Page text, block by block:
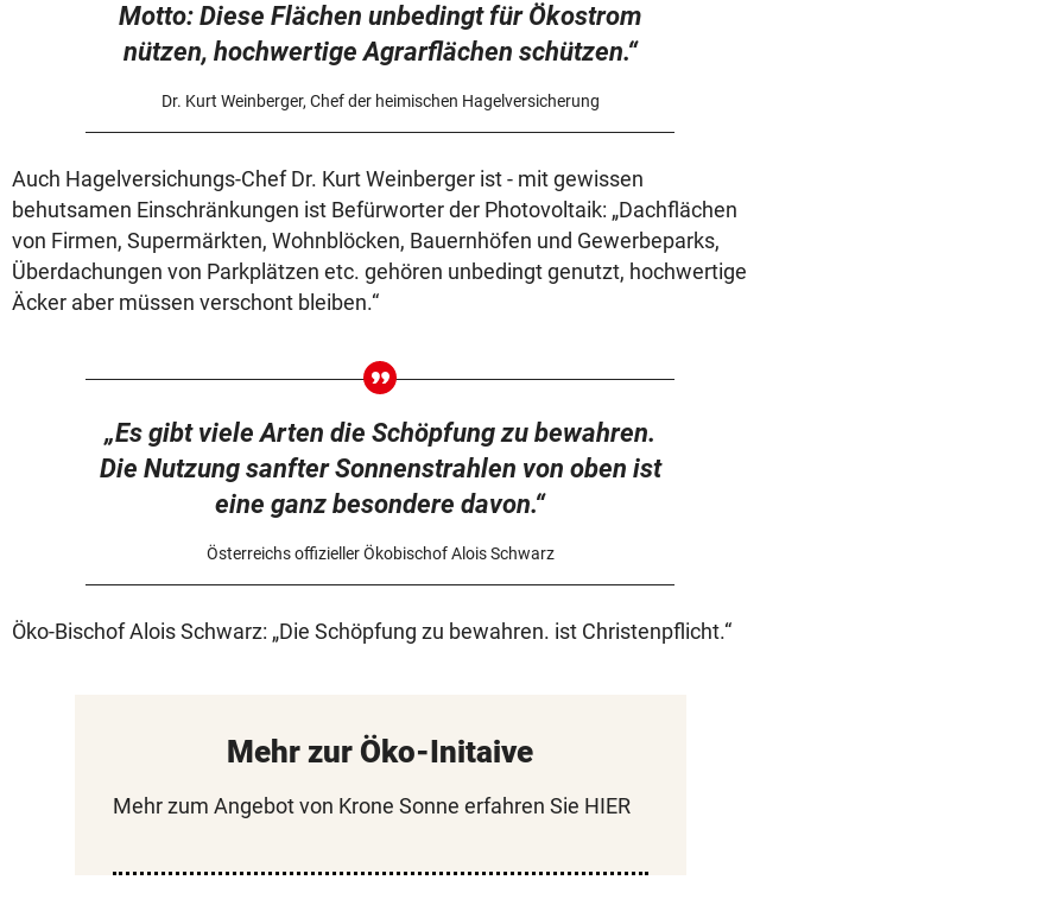
Motto: Diese Flächen unbedingt für Ökostrom
nützen, hochwertige Agrarflächen schützen.“
Dr. Kurt Weinberger, Chef der heimischen Hagelversicherung
Auch Hagelversichungs-Chef Dr. Kurt Weinberger ist - mit gewissen
behutsamen Einschränkungen ist Befürworter der Photovoltaik: „Dachflächen
von Firmen, Supermärkten, Wohnblöcken, Bauernhöfen und Gewerbeparks,
Überdachungen von Parkplätzen etc. gehören unbedingt genutzt, hochwertige
Äcker aber müssen verschont bleiben.“
„Es gibt viele Arten die Schöpfung zu bewahren.
Die Nutzung sanfter Sonnenstrahlen von oben ist
eine ganz besondere davon.“
Österreichs offizieller Ökobischof Alois Schwarz
Öko-Bischof Alois Schwarz: „Die Schöpfung zu bewahren. ist Christenpflicht.“
Mehr zur Öko-Initaive
Mehr zum Angebot von Krone Sonne erfahren Sie HIER